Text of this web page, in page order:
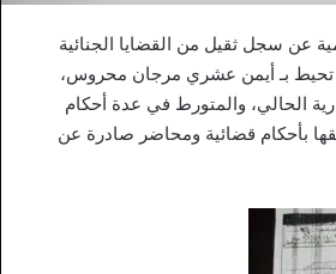
عن سجل ثقيل من القضايا الجنائية
تحيط بـ أيمن عشري مرجان محروس،
الحالي، والمتورط في عدة أحكام
بأحكام قضائية ومحاضر صادرة عن